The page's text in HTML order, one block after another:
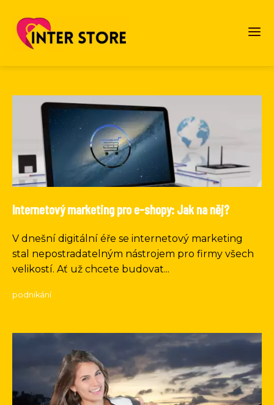
Internetový marketing pro e-shopy: Jak na něj?
V dnešní digitální éře se internetový marketing
stal nepostradatelným nástrojem pro firmy všech
velikostí. Ať už chcete budovat...
podnikání